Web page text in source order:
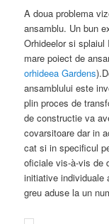
A doua problema
ansamblu. Un bun
Orhideelor si splaiul
mare poiect de
orhideea Gardens
ansamblului este
plin proces de
de constructie va
covarsitoare dar in
cat si in specificul
oficiale vis-à-vis de
initiative individuale
greu aduse la un